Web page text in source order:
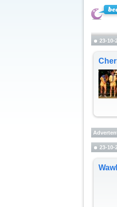
23-10-
23-10-
Wawl